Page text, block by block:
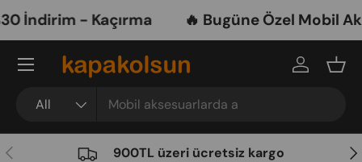
Skip to content
- Kaçırma 🔥 Bugüne Özel Mobil
All
Log in
Menu
Previous 900TL üzeri ücretsiz kargo